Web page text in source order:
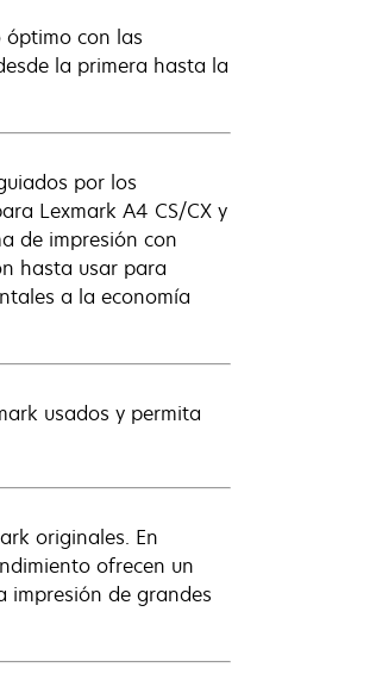
óptimo con las
la primera hasta la
por los
Lexmark A4 CS/CX y
de impresión con
hasta usar para
a la economía
usados y permita
originales. En
ofrecen un
impresión de grandes